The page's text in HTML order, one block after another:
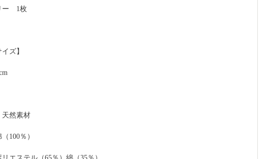
ー　1枚
イズ】
天然素材
100％）